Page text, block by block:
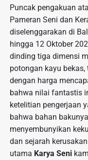
Puncak pengakuan
Pameran Seni dan
diselenggarakan di
hingga 12 Oktober
dinding tiga dimensi
potongan kayu
dengan harga
bahwa nilai fantastis
ketelitian pengerjaan
bahwa bahan
menyembunyikan
dan sejarah
utama Karya Seni